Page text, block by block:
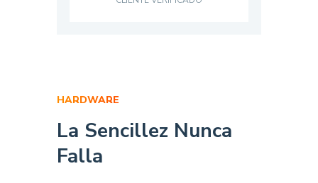
HARDWARE
La Sencillez Nunca
Falla